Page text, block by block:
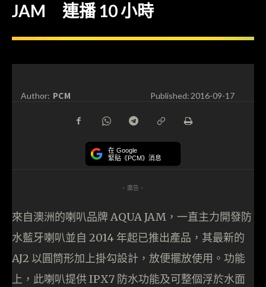
JAM 連播 10 小時
Author: PCM Published:2016-09-17
在 Google
緊貼《PCM》消息
- 廣告 -
來自澳洲的喇叭品牌 AQUA JAM，一直主力開發防
水藍牙喇叭並自 2014 年起已推出產品，其最新的
AJ2 以圓筒形加上掛勾設計，放便擺放使用。功能
上，此喇叭提供 IPX7 防水功能及可整個浮於水面